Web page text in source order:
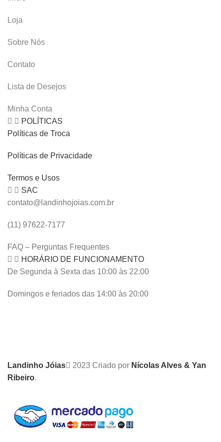
Loja
Sobre Nós
Contato
Lista de Desejos
Minha Conta
POLÍTICAS
Políticas de Troca
Políticas de Privacidade
Termos e Usos
SAC
contato@landinhojoias.com.br
(11) 97622-7177
FAQ – Perguntas Frequentes
HORÁRIO DE FUNCIONAMENTO
De Segunda à Sexta das 10:00 às 22:00
Domingos e feriados das 14:00 às 20:00
Landinho Jóias 2023 Criado por Nícolas Alves & Yan
Ribeiro.